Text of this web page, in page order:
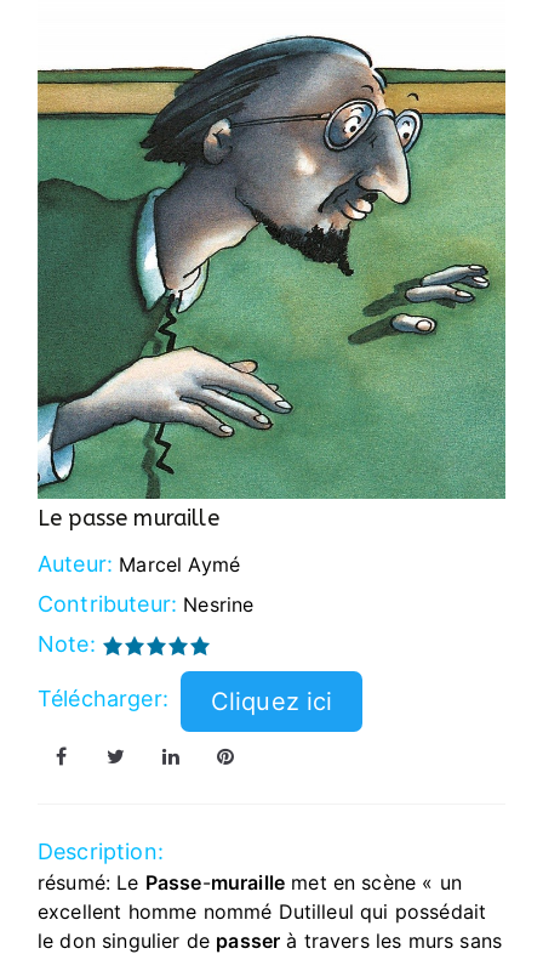
Le passe muraille
Auteur: Marcel Aymé
Contributeur: Nesrine
Note:
Télécharger:
Description:
résumé: Le Passe-muraille met en scène « un
excellent homme nommé Dutilleul qui possédait
le don singulier de passer à travers les murs sans